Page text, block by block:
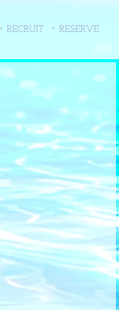
RECRUIT RESERVE